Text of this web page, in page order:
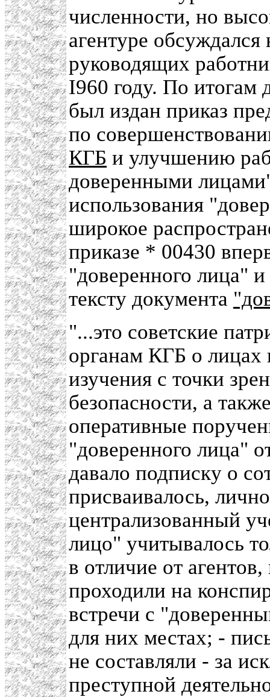
численности, но
агентуре
руководящих
I960 году. По итогам
был издан приказ
по
КГБ и улучшению
доверенными
использования
широкое
приказе * 00430
"доверенного лица"
тексту документа
"...это советские
органам КГБ о
изучения с точки
безопасности, а
оперативные
"доверенного лица"
давало подписку о
присваивалось,
централизованный
лицо" учитывалось
в отличие от
проходили на
встречи с
для них местах; -
не составляли - за
преступной